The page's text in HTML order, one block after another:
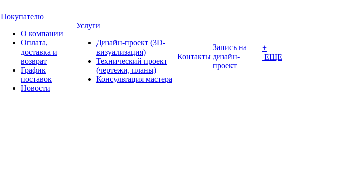
Покупателю
О компании
Оплата,
доставка и
возврат
График
поставок
Новости
Услуги
Дизайн-проект (3D-
визуализация)
Технический проект
(чертежи, планы)
Консультация мастера
Контакты
Запись на
дизайн-
проект
+
ЕЩЕ